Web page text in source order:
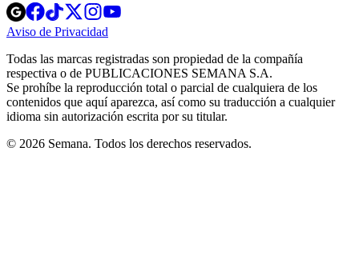
Opens
in
new
Opens
in
new
Opens
in
new
window
Opens
new
windowwindow
Aviso de Privacidad
new
window
Todas las marcas registradas son propiedad de la compañía
respectiva o de PUBLICACIONES SEMANA S.A.
Se prohíbe la reproducción total o parcial de cualquiera de los
contenidos que aquí aparezca, así como su traducción a cualquier
idioma sin autorización escrita por su titular.
© 2026 Semana. Todos los derechos reservados.